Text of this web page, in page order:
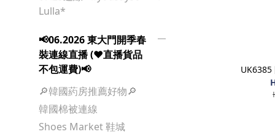
Lulla*
📢06.2026 東大門開季春
裝連線直播 (♥️直播貨品
不包運費)📢
🔎韓國葯房推薦好物🔎
韓國棉被連線
Shoes Market 鞋城
UK6385